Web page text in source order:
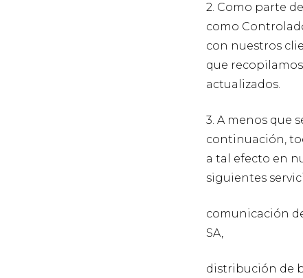
2. Como parte
como
con nuestros
que
actualizados.
3. A menos que
continuación,
a tal efecto en
siguientes
comunicación
SA,
distribución de